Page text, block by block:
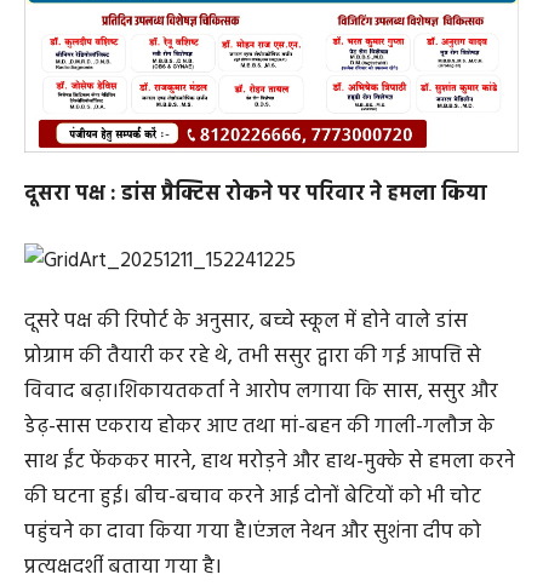
दूसरा पक्ष : डांस प्रैक्टिस रोकने पर परिवार ने हमला किया
दूसरे पक्ष की रिपोर्ट के अनुसार, बच्चे स्कूल में होने वाले डांस
प्रोग्राम की तैयारी कर रहे थे, तभी ससुर द्वारा की गई आपत्ति से
विवाद बढ़ा।शिकायतकर्ता ने आरोप लगाया कि सास, ससुर और
डेढ़-सास एकराय होकर आए तथा मां-बहन की गाली-गलौज के
साथ ईंट फेंककर मारने, हाथ मरोड़ने और हाथ-मुक्के से हमला करने
की घटना हुई। बीच-बचाव करने आई दोनों बेटियों को भी चोट
पहुंचने का दावा किया गया है।एंजल नेथन और सुशंना दीप को
प्रत्यक्षदर्शी बताया गया है।